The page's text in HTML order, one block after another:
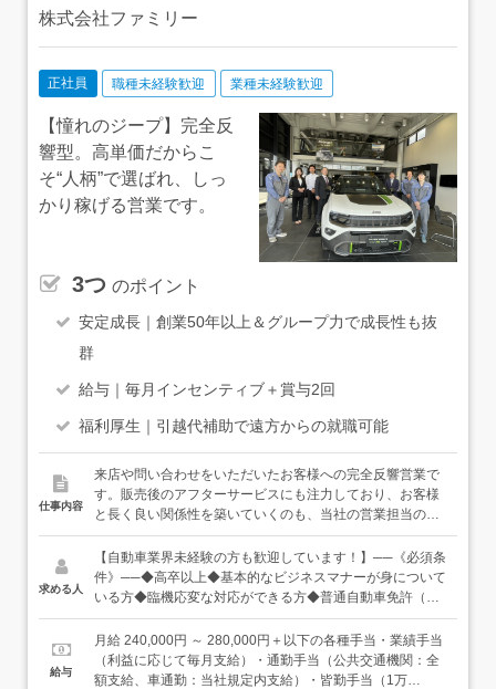
株式会社ファミリー
正社員 職種未経験歓迎 業種未経験歓迎
【憧れのジープ】完全反
響型。高単価だからこ
そ“人柄”で選ばれ、しっ
かり稼げる営業です。
3つ のポイント
安定成長｜創業50年以上＆グループ力で成長性も抜
群
給与｜毎月インセンティブ＋賞与2回
福利厚生｜引越代補助で遠方からの就職可能
仕事内容
来店や問い合わせをいただいたお客様への完全反響営業で
す。販売後のアフターサービスにも注力しており、お客様
と長く良い関係性を築いていくのも、当社の営業担当のミ
ッションの一つ。そのため、メカニックなど他ポジション
のスタッフともタッグを組みながら、チームとなって仕事
を行います。【具体的な仕事内容】・来店・問い合わせ対
応・商談・提案・契約手続き・納車準備・対応・アフター
示場の管理業務 など●取扱いブランド ※募集店舗は「勤
務地」にてポルシェ／アウディ／プジョー／アルファ ロメ
オ／フィアット／アバルト／ジープ
求める人
【自動車業界未経験の方も歓迎しています！】──《必須条
件》──◆高卒以上◆基本的なビジネスマナーが身について
いる方◆臨機応変な対応ができる方◆普通自動車免許（AT
限定の場合は入社までに解除）◆パソコンスキルをお持ち
の方（SUM、AVERAGEなど基本関数）※語学力は不問で
す【ポルシェ店のみ以下条件】──《必須条件》──◆高卒
以上◆基本的なビジネスマナーが身についている方◆臨機
給与
月給 240,000円 ～ 280,000円＋以下の各種手当・業績手当
（利益に応じて毎月支給）・通勤手当（公共交通機関：全
額支給、車通勤：当社規定内支給）・皆勤手当（1万